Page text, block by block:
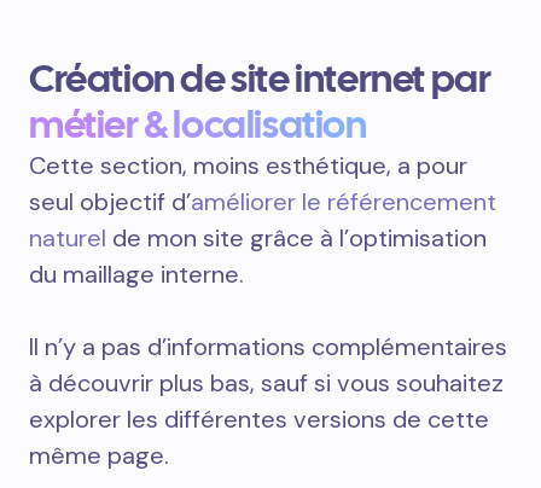
Création de site internet par
métier & localisation
Cette section, moins esthétique, a pour
seul objectif d’améliorer le référencement
naturel de mon site grâce à l’optimisation
du maillage interne.
Il n’y a pas d’informations complémentaires
à découvrir plus bas, sauf si vous souhaitez
explorer les différentes versions de cette
même page.